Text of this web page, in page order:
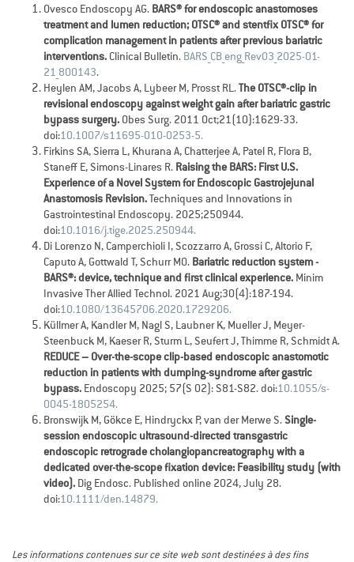
Ovesco Endoscopy AG. BARS® for endoscopic anastomoses
treatment and lumen reduction; OTSC® and stentfix OTSC® for
complication management in patients after previous bariatric
interventions. Clinical Bulletin. BARS_CB_eng_Rev03_2025-01-
21_800143.
Heylen AM, Jacobs A, Lybeer M, Prosst RL.The OTSC®-clip in
revisional endoscopy against weight gain after bariatric gastric
bypass surgery. Obes Surg. 2011 Oct;21(10):1629-33.
doi:10.1007/s11695-010-0253-5.
Firkins SA, Sierra L, Khurana A, Chatterjee A, Patel R, Flora B,
Staneff E, Simons-Linares R. Raising the BARS: First U.S.
Experience of a Novel System for Endoscopic Gastrojejunal
Anastomosis Revision.Techniques and Innovations in
Gastrointestinal Endoscopy. 2025;250944.
doi:10.1016/j.tige.2025.250944.
Di Lorenzo N, Camperchioli I, Scozzarro A, Grossi C, Altorio F,
Caputo A, Gottwald T, Schurr MO. Bariatric reduction system -
BARS®: device, technique and first clinical experience. Minim
Invasive Ther Allied Technol. 2021 Aug;30(4):187-194.
doi:10.1080/13645706.2020.1729206.
Küllmer A, Kandler M, Nagl S, Laubner K, Mueller J, Meyer-
Steenbuck M, Kaeser R, Sturm L, Seufert J, Thimme R, Schmidt A.
REDUCE – Over-the-scope clip-based endoscopic anastomotic
reduction in patients with dumping-syndrome after gastric
bypass. Endoscopy 2025; 57(S 02): S81-S82. doi:10.1055/s-
0045-1805254.
Bronswijk M, Gökce E, Hindryckx P, van der Merwe S.Single-
session endoscopic ultrasound-directed transgastric
endoscopic retrograde cholangiopancreatography with a
dedicated over-the-scope fixation device: Feasibility study (with
video). Dig Endosc. Published online 2024, July 28.
doi:10.1111/den.14879.
Les informations contenues sur ce site web sont destinées à des fins